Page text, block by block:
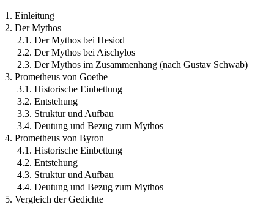
1. Einleitung
2. Der Mythos
2.1. Der Mythos bei Hesiod
2.2. Der Mythos bei Aischylos
2.3. Der Mythos im Zusammenhang (nach Gustav Schwab)
3. Prometheus von Goethe
3.1. Historische Einbettung
3.2. Entstehung
3.3. Struktur und Aufbau
3.4. Deutung und Bezug zum Mythos
4. Prometheus von Byron
4.1. Historische Einbettung
4.2. Entstehung
4.3. Struktur und Aufbau
4.4. Deutung und Bezug zum Mythos
5. Vergleich der Gedichte